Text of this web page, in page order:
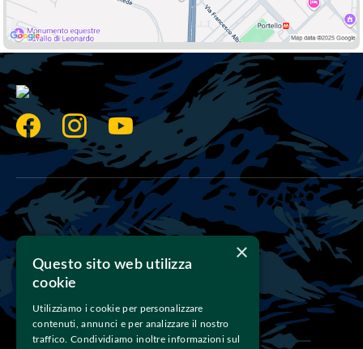
Scrivici
info@teampetrosyan.com
×
Questo sito web utilizza
cookie
Utilizziamo i cookie per personalizzare
contenuti, annunci e per analizzare il nostro
traffico. Condividiamo inoltre informazioni sul